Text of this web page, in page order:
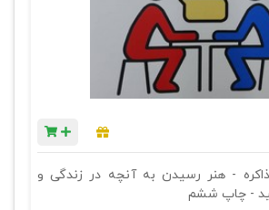
- هنر رسیدن به آنچه در زندگی و
- چاپ ششم